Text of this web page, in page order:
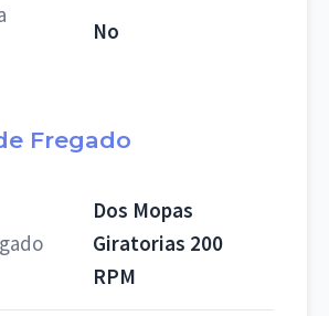
No
Fregado
Dos Mopas
Giratorias 200
RPM